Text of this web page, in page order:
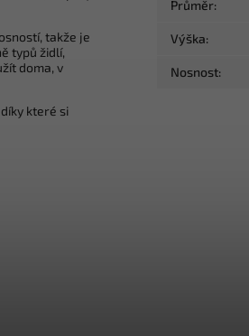
takže je
typů židlí,
doma, v
které si
Průměr:
Výška:
Nosnost: